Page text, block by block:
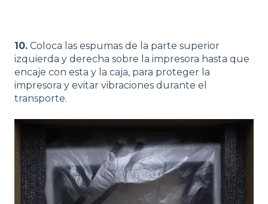
10. Coloca las espumas de la parte superior
izquierda y derecha sobre la impresora hasta que
encaje con esta y la caja, para proteger la
impresora y evitar vibraciones durante el
transporte.